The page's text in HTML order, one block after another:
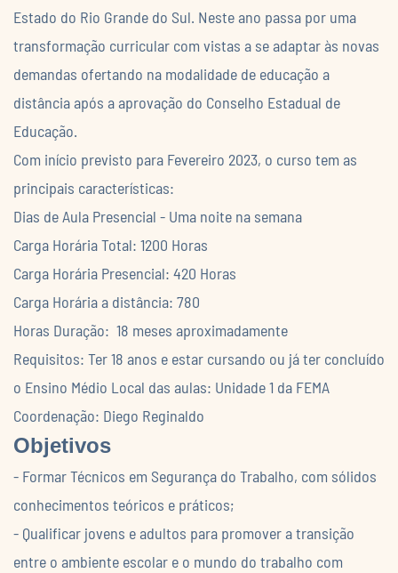
Estado do Rio Grande do Sul. Neste ano passa por uma
transformação curricular com vistas a se adaptar às novas
demandas ofertando na modalidade de educação a
distância após a aprovação do Conselho Estadual de
Educação.
Com início previsto para Fevereiro 2023, o curso tem as
principais características:
Dias de Aula Presencial - Uma noite na semana
Carga Horária Total: 1200 Horas
Carga Horária Presencial: 420 Horas
Carga Horária a distância: 780
Horas Duração: 18 meses aproximadamente
Requisitos: Ter 18 anos e estar cursando ou já ter concluído
o Ensino Médio Local das aulas: Unidade 1 da FEMA
Coordenação: Diego Reginaldo
Objetivos
- Formar Técnicos em Segurança do Trabalho, com sólidos
conhecimentos teóricos e práticos;
- Qualificar jovens e adultos para promover a transição
entre o ambiente escolar e o mundo do trabalho com